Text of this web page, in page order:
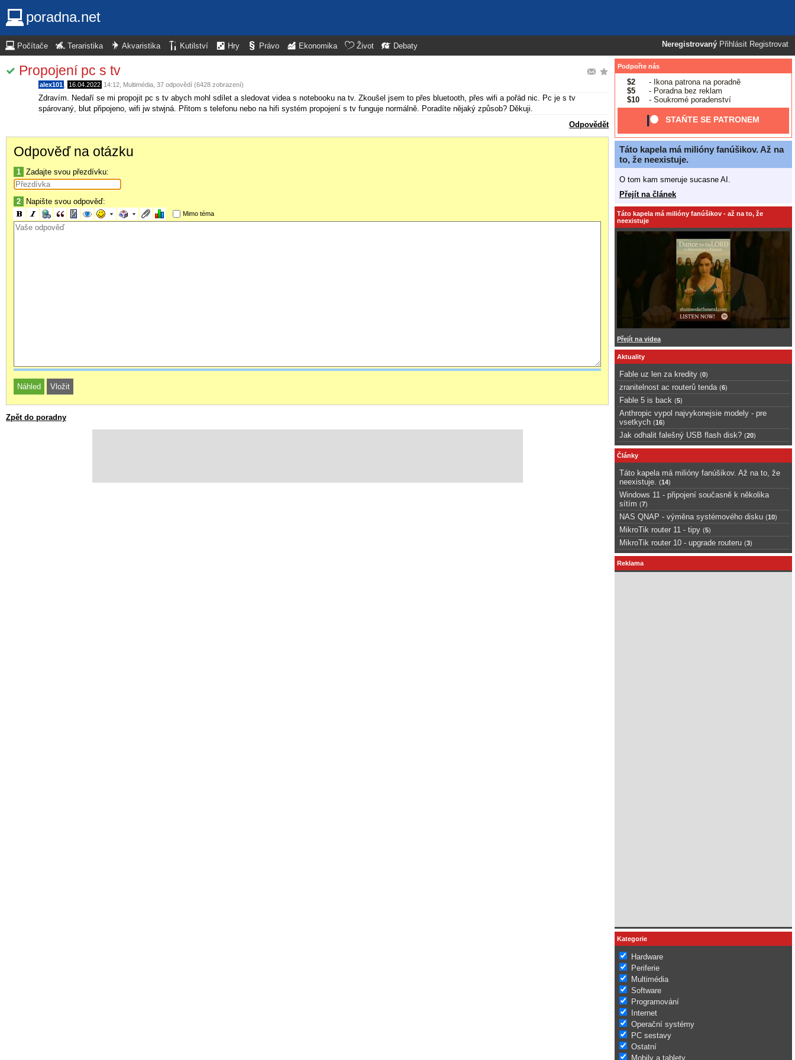
poradna.net
Neregistrovaný Přihlásit Registrovat
Počítače Teraristika Akvaristika Kutilství Hry Právo Ekonomika Život Debaty
Propojení pc s tv
alex101 16.04.2022 14:12 Multimédia , 37 odpovědí (6428 zobrazení)
Zdravím. Nedaří se mi propojit pc s tv abych mohl sdílet a sledovat videa s notebooku na tv. Zkoušel jsem to přes bluetooth, přes wifi a pořád nic. Pc je s tv
spárovaný, blut připojeno, wifi jw stwjná. Přitom s telefonu nebo na hifi systém propojení s tv funguje normálně. Poradíte nějaký způsob? Děkuji.
Odpovědět
Odpověď na otázku
1 Zadajte svou přezdívku:
2 Napište svou odpověď:
Mimo téma
Zpět do poradny
Podpořte nás
$2
- Ikona patrona na poradně
$5
- Poradna bez reklam
$10
- Soukromé poradenství
STAŇTE SE PATRONEM
Táto kapela má milióny fanúšikov. Až na
to, že neexistuje.
O tom kam smeruje sucasne AI.
Přejít na článek
Táto kapela má milióny fanúšikov - až na to, že
neexistuje
Přejít na videa
Aktuality
Fable uz len za kredity (0)
zranitelnost ac routerů tenda (6)
Fable 5 is back (5)
Anthropic vypol najvykonejsie modely - pre
vsetkych (16)
Jak odhalit falešný USB flash disk? (20)
Články
Táto kapela má milióny fanúšikov. Až na to, že
neexistuje.
(14)
Windows 11 - připojení současně k několika
sítím (7)
NAS QNAP - výměna systémového disku (10)
MikroTik router 11 - tipy (5)
MikroTik router 10 - upgrade routeru (3)
Reklama
Kategorie
Hardware
Periferie
Multimédia
Software
Programování
Internet
Operační systémy
PC sestavy
Ostatní
Mobily a tablety